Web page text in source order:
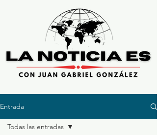
Entrada
Todas las entradas